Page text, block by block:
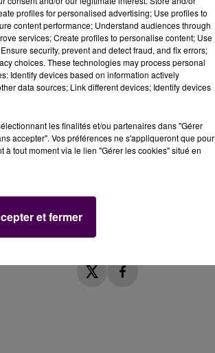
"Pôle femme mère
du"Pôle femme mère
tient, ce
et mise en
termes :"Nous tenons à
charge dont la qualité et
profiles for personalised advertising; Use profiles to
content performance; Understand audiences through
services; Create profiles to personalise content; Use
security, prevent and detect fraud, and fix errors;
choices. These technologies may process personal
Identify devices based on information actively
data sources; Link different devices; Identify devices
les finalités et/ou partenaires dans "Gérer
accepter". Vos préférences ne s'appliqueront que pour
tout moment via le lien "Gérer les cookies" situé en
et fermer